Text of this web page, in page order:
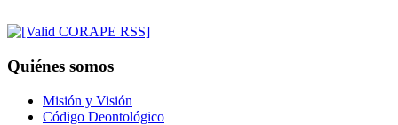
Quiénes somos
Misión y Visión
Código Deontológico